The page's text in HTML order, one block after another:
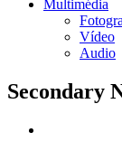
Multimédia
Vídeo
Audio
Secondary